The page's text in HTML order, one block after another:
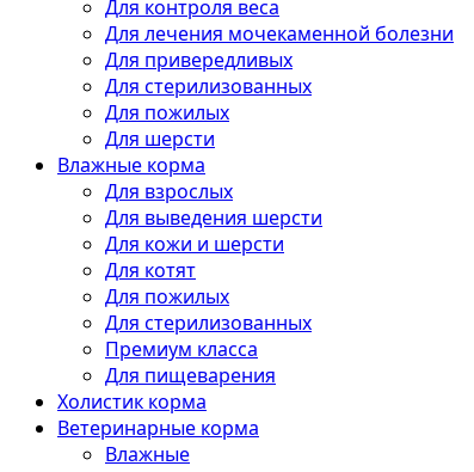
Для контроля веса
Для лечения мочекаменной болезни
Для привередливых
Для стерилизованных
Для пожилых
Для шерсти
Влажные корма
Для взрослых
Для выведения шерсти
Для кожи и шерсти
Для котят
Для пожилых
Для стерилизованных
Премиум класса
Для пищеварения
Холистик корма
Ветеринарные корма
Влажные